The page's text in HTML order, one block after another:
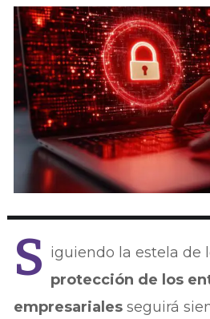
S iguiendo la estela de
protección de los
empresarialesseguirá